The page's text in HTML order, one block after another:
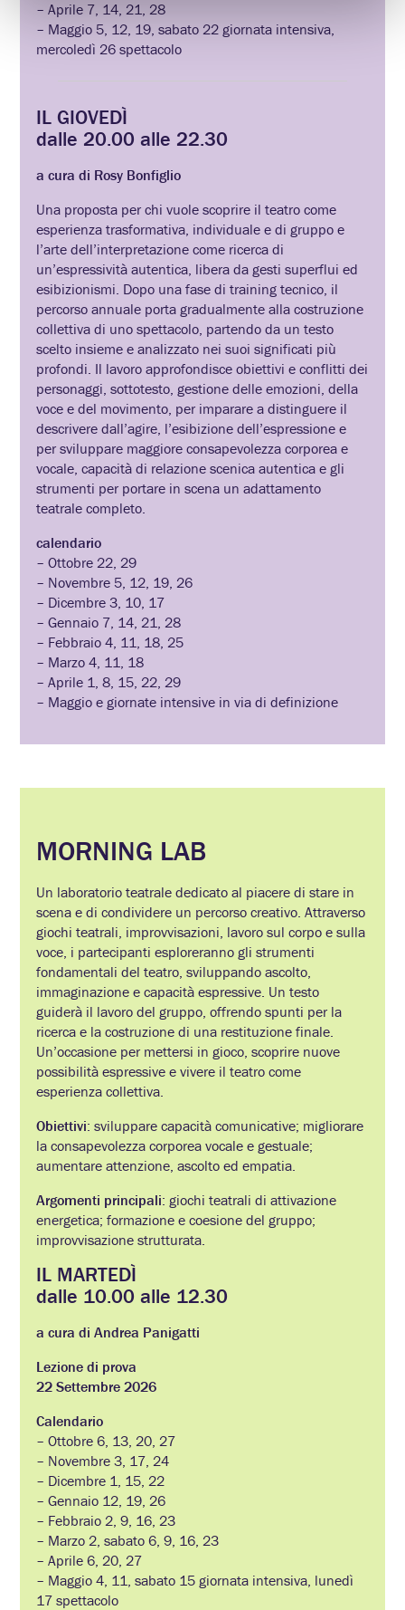
– Aprile 7, 14, 21, 28
– Maggio 5, 12, 19, sabato 22 giornata intensiva,
mercoledì 26 spettacolo
IL GIOVEDÌ
dalle 20.00 alle 22.30
a cura di Rosy Bonfiglio
Una proposta per chi vuole scoprire il teatro come
esperienza trasformativa, individuale e di gruppo e
l’arte dell’interpretazione come ricerca di
un’espressività autentica, libera da gesti superflui ed
esibizionismi. Dopo una fase di training tecnico, il
percorso annuale porta gradualmente alla costruzione
collettiva di uno spettacolo, partendo da un testo
scelto insieme e analizzato nei suoi significati più
profondi. Il lavoro approfondisce obiettivi e conflitti dei
personaggi, sottotesto, gestione delle emozioni, della
voce e del movimento, per imparare a distinguere il
descrivere dall’agire, l’esibizione dell’espressione e
per sviluppare maggiore consapevolezza corporea e
vocale, capacità di relazione scenica autentica e gli
strumenti per portare in scena un adattamento
teatrale completo.
calendario
– Ottobre 22, 29
– Novembre 5, 12, 19, 26
– Dicembre 3, 10, 17
– Gennaio 7, 14, 21, 28
– Febbraio 4, 11, 18, 25
– Marzo 4, 11, 18
– Aprile 1, 8, 15, 22, 29
– Maggio e giornate intensive in via di definizione
MORNING LAB
Un laboratorio teatrale dedicato al piacere di stare in
scena e di condividere un percorso creativo. Attraverso
giochi teatrali, improvvisazioni, lavoro sul corpo e sulla
voce, i partecipanti esploreranno gli strumenti
fondamentali del teatro, sviluppando ascolto,
immaginazione e capacità espressive. Un testo
guiderà il lavoro del gruppo, offrendo spunti per la
ricerca e la costruzione di una restituzione finale.
Un’occasione per mettersi in gioco, scoprire nuove
possibilità espressive e vivere il teatro come
esperienza collettiva.
Obiettivi: sviluppare capacità comunicative; migliorare
la consapevolezza corporea vocale e gestuale;
aumentare attenzione, ascolto ed empatia.
Argomenti principali: giochi teatrali di attivazione
energetica; formazione e coesione del gruppo;
improvvisazione strutturata.
IL MARTEDÌ
dalle 10.00 alle 12.30
a cura di Andrea Panigatti
Lezione di prova
22 Settembre 2026
Calendario
– Ottobre 6, 13, 20, 27
– Novembre 3, 17, 24
– Dicembre 1, 15, 22
– Gennaio 12, 19, 26
– Febbraio 2, 9, 16, 23
– Marzo 2, sabato 6, 9, 16, 23
– Aprile 6, 20, 27
– Maggio 4, 11, sabato 15 giornata intensiva, lunedì
17 spettacolo